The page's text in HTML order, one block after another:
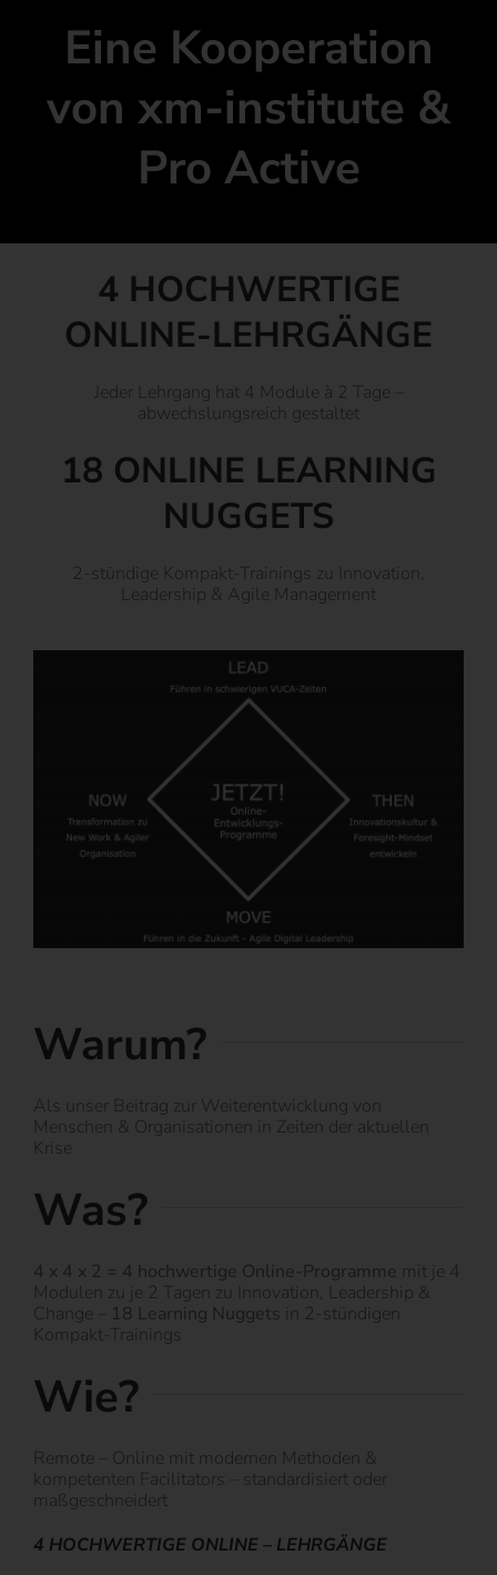
Eine Kooperation
von xm-institute &
Pro Active
4 HOCHWERTIGE
ONLINE-LEHRGÄNGE
Jeder Lehrgang hat 4 Module à 2 Tage –
abwechslungsreich gestaltet
18 ONLINE LEARNING
NUGGETS
2-stündige Kompakt-Trainings zu Innovation,
Leadership & Agile Management
Warum?
Als unser Beitrag zur Weiterentwicklung von
Menschen & Organisationen in Zeiten der aktuellen
Krise
Was?
4 x 4 x 2 = 4 hochwertige Online-Programme mit je 4
Modulen zu je 2 Tagen zu Innovation, Leadership &
Change – 18 Learning Nuggets in 2-stündigen
Kompakt-Trainings
Wie?
Remote – Online mit modernen Methoden &
kompetenten Facilitators – standardisiert oder
maßgeschneidert
4 HOCHWERTIGE ONLINE – LEHRGÄNGE